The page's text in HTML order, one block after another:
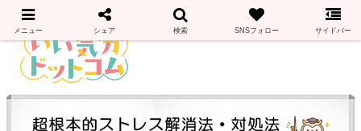
メニュー シェア 検索 SNSフォロー サイドバー